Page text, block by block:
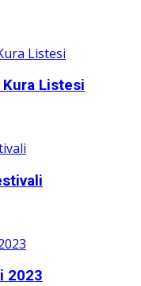
Listesi
2023